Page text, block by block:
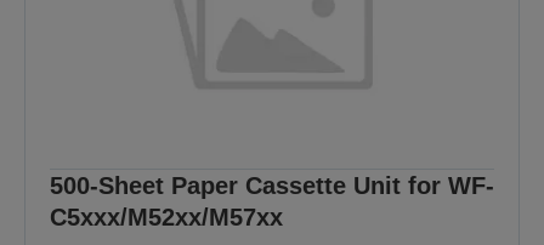
500-Sheet Paper Cassette Unit for WF-
C5xxx/M52xx/M57xx